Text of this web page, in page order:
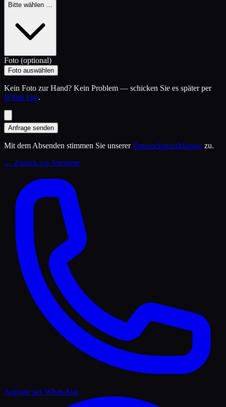
Bitte wählen …
Foto (optional)
Foto auswählen
Kein Foto zur Hand? Kein Problem — schicken Sie es später per
WhatsApp.
Anfrage senden
Mit dem Absenden stimmen Sie unserer Datenschutzerklärung zu.
← Zurück zur Startseite
Anfrage per WhatsApp